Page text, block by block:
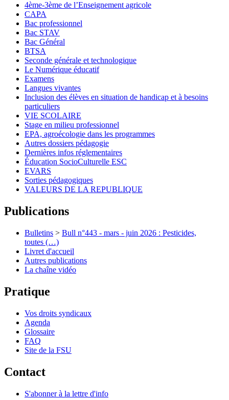
4ème-3ème de l’Enseignement agricole
CAPA
Bac professionnel
Bac STAV
Bac Général
BTSA
Seconde générale et technologique
Le Numérique éducatif
Examens
Langues vivantes
Inclusion des élèves en situation de handicap et à besoins
particuliers
VIE SCOLAIRE
Stage en milieu professionnel
EPA, agroécologie dans les programmes
Autres dossiers pédagogie
Dernières infos réglementaires
Éducation SocioCulturelle ESC
EVARS
Sorties pédagogiques
VALEURS DE LA REPUBLIQUE
Publications
Bulletins > Bull n°443 - mars - juin 2026 : Pesticides,
toutes (…)
Livret d'accueil
Autres publications
La chaîne vidéo
Pratique
Vos droits syndicaux
Agenda
Glossaire
FAQ
Site de la FSU
Contact
S'abonner à la lettre d'info